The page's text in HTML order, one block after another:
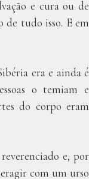
e cura ou de
de tudo isso. E em
era e ainda é
o temiam e
do corpo eram
e, por
com um urso